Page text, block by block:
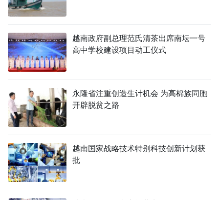
越南政府副总理范氏清茶出席南坛一号
高中学校建设项目动工仪式
永隆省注重创造生计机会 为高棉族同胞
开辟脱贫之路
越南国家战略技术特别科技创新计划获
批